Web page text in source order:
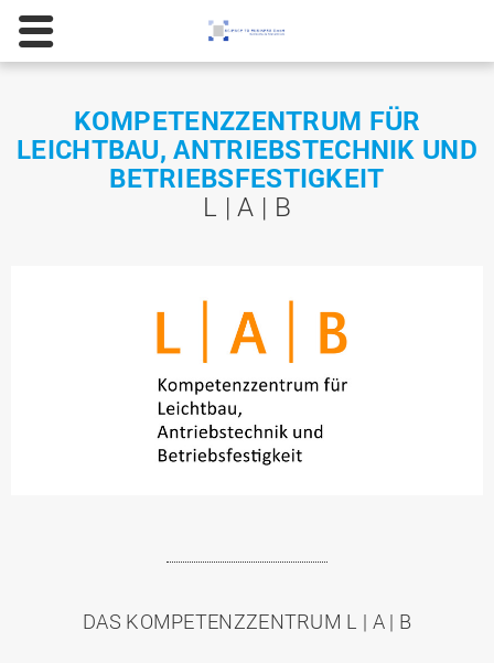
KOMPETENZZENTRUM FÜR
LEICHTBAU, ANTRIEBSTECHNIK UND
BETRIEBSFESTIGKEIT
L | A | B
DAS KOMPETENZZENTRUM L | A | B